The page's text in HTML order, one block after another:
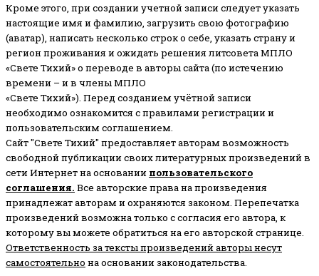
Кроме этого, при создании учетной записи следует указать
настоящие имя и фамилию, загрузить свою фотографию
(аватар), написать несколько строк о себе, указать страну и
регион проживания и ожидать решения литсовета МПЛО
«Свете Тихий» о переводе в авторы сайта (по истечению
времени – и в члены МПЛО
«Свете Тихий»). Перед созданием учётной записи
необходимо ознакомится с правилами регистрации и
пользовательским соглашением.
Сайт "Свете Тихий" предоставляет авторам возможность
свободной публикации своих литературных произведений в
сети Интернет на основании пользовательского
соглашения. Все авторские права на произведения
принадлежат авторам и охраняются законом. Перепечатка
произведений возможна только с согласия его автора, к
которому вы можете обратиться на его авторской странице.
Ответственность за тексты произведений авторы несут
самостоятельно на основании законодательства.